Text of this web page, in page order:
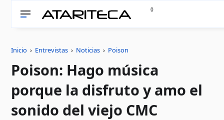
0
Inicio › Entrevistas › Noticias › Poison
Poison: Hago música
porque la disfruto y amo el
sonido del viejo CMC